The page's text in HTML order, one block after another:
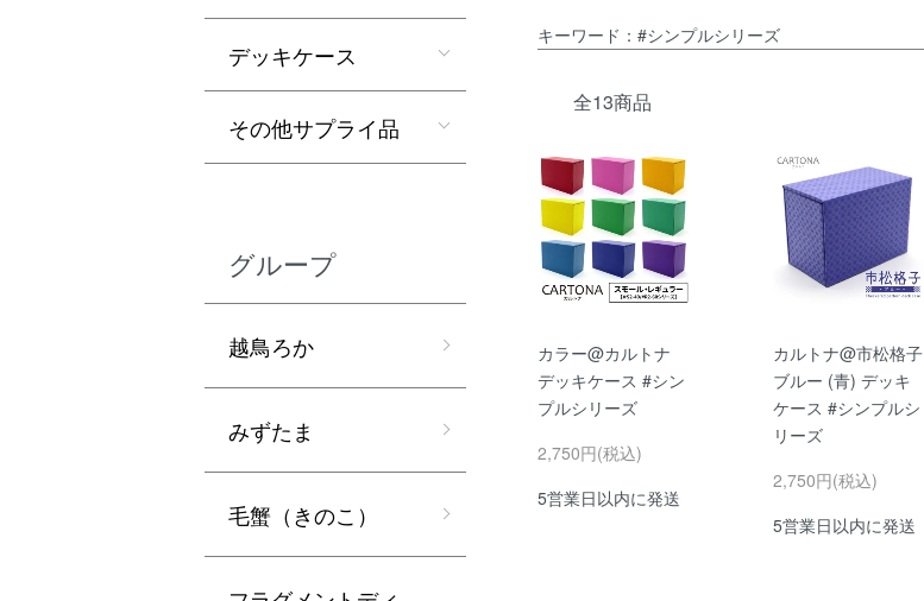
キーワード：#シンプルシリーズ
全13商品
カラー@カルトナ
デッキケース #シン
プルシリーズ
2,750円(税込)
5営業日以内に発送
カルトナ@市松格子
ブルー (青) デッキ
ケース #シンプルシ
リーズ
2,750円(税込)
5営業日以内に発送
デッキケース
その他サプライ品
グループ
越鳥ろか
みずたま
毛蟹（きのこ）